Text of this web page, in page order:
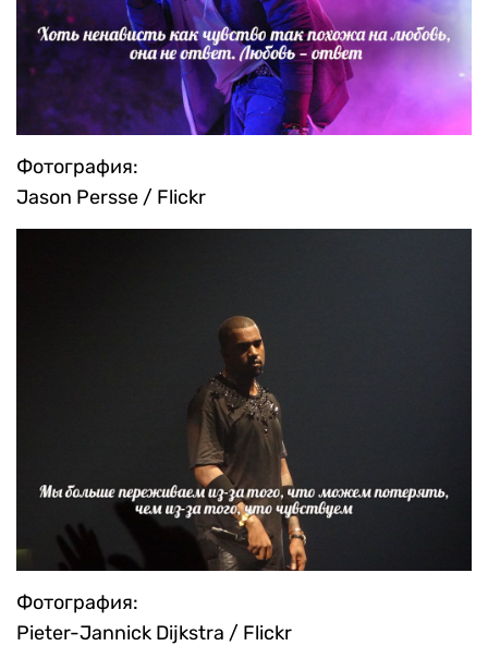
Фотография:
Jason Persse / Flickr
Фотография:
Pieter-Jannick Dijkstra / Flickr